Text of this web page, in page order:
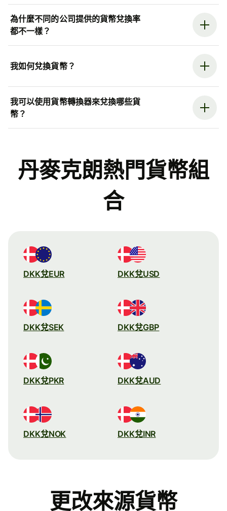
為什麼不同的公司提供的貨幣兌換率
都不一樣？
我如何兌換貨幣？
我可以使用貨幣轉換器來兌換哪些貨
幣？
丹麥克朗熱門貨幣組
合
DKK兌EUR DKK兌USD
DKK兌SEK DKK兌GBP
DKK兌PKR DKK兌AUD
DKK兌NOK DKK兌INR
更改來源貨幣